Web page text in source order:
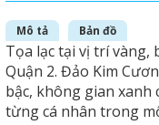
Mô tả Bản đồ
Tọa lạc tại vị trí
Quận 2. Đảo Kim
bậc, không gian xanh
từng cá nhân trong